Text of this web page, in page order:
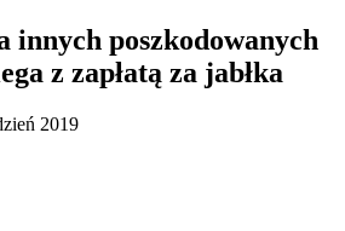
innych poszkodowanych
z zapłatą za jabłka
2019